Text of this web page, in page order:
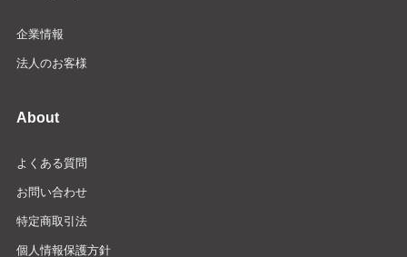
企業情報
法人のお客様
About
よくある質問
お問い合わせ
特定商取引法
個人情報保護方針